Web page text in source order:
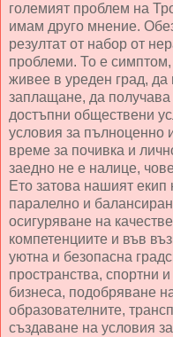
големият проблем на
имам друго мнение.
резултат от набор от
проблеми. То е симптом,
живее в уреден град, да
заплащане, да получава
достъпни обществени
условия за пълноценно
време за почивка и
заедно не е налице,
Ето затова нашият
паралелно и
осигуряване на
компетенциите и във
уютна и безопасна
пространства, спортни
бизнеса, подобряване
образователните,
създаване на условия